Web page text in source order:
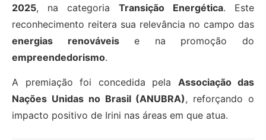
2025, na categoria Transição Energética. Este
reconhecimento reitera sua relevância no campo das
energias renováveise na promoção do
empreendedorismo.
A premiação foi concedida pela Associação das
Nações Unidas no Brasil (ANUBRA), reforçando o
impacto positivo de Irini nas áreas em que atua.